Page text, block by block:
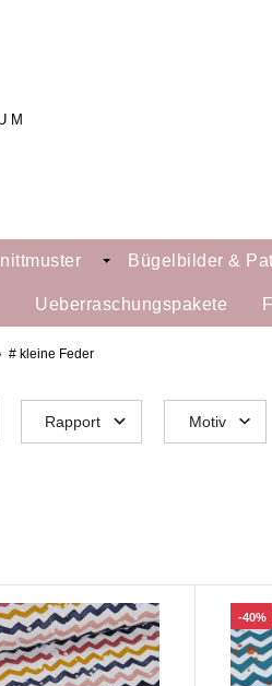
Bügelbilder &
Ueberraschungspakete
# kleine Feder
Rapport Motiv
-40%